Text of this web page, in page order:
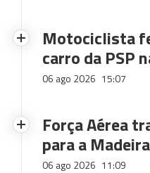
Motociclista
carro da PSP
06 ago 2026 15:07
Força Aérea
para a Madeira
06 ago 2026 11:09